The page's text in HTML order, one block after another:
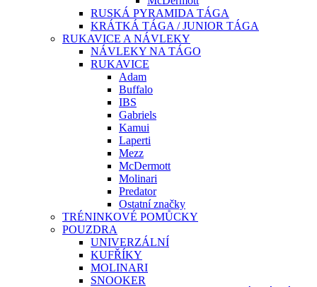
RUSKÁ PYRAMIDA TÁGA
KRÁTKÁ TÁGA / JUNIOR TÁGA
RUKAVICE A NÁVLEKY
NÁVLEKY NA TÁGO
RUKAVICE
Adam
Buffalo
IBS
Gabriels
Kamui
Laperti
Mezz
McDermott
Molinari
Predator
Ostatní značky
TRÉNINKOVÉ POMŮCKY
POUZDRA
UNIVERZÁLNÍ
KUFŘÍKY
MOLINARI
SNOOKER